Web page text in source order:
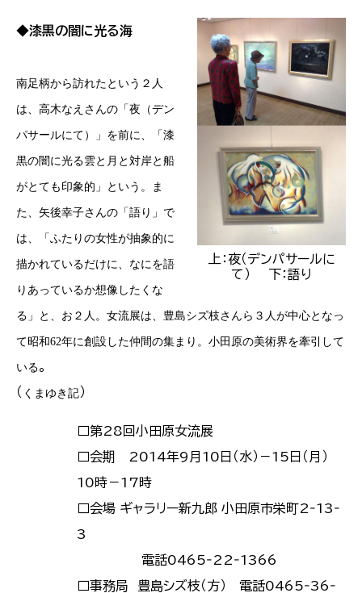
上：夜（デンパサールに
て） 下：語り
◆漆黒の闇に光る海
南足柄から訪れたという２人
は、高木なえさんの「夜（デン
パサールにて）」を前に、「漆
黒の闇に光る雲と月と対岸と船
がとても印象的」という。ま
た、矢後幸子さんの「語り」で
は、「ふたりの女性が抽象的に
描かれているだけに、なにを語
りあっているか想像したくな
る」と、お２人。女流展は、 豊島シズ枝さんら３人が中心となっ
て昭和62年に創設した仲間の集まり。小田原の美術界を牽引して
いる。
（ くまゆき記 ）
□第28回小田原女流展
□会期 2014年9月10日（水）－15日（月）
10時－17時
□会場 ギャラリー新九郎 小田原市栄町2‐13‐
3
電話0465‐22‐1366
□事務局 豊島シズ枝（方） 電話0465‐36‐